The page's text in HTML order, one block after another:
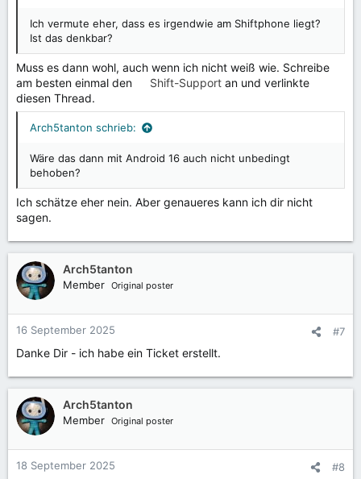
Ich vermute eher, dass es irgendwie am Shiftphone liegt?
Ist das denkbar?
Muss es dann wohl, auch wenn ich nicht weiß wie. Schreibe
am besten einmal den
Shift-Support an und verlinkte
diesen Thread.
Arch5tanton schrieb:
Wäre das dann mit Android 16 auch nicht unbedingt
behoben?
Ich schätze eher nein. Aber genaueres kann ich dir nicht
sagen.
Arch5tanton
Member Original poster
16 September 2025 #7
Danke Dir - ich habe ein Ticket erstellt.
Arch5tanton
Member Original poster
18 September 2025 #8